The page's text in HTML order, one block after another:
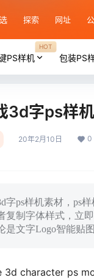
探索 网址
PS样机
HOT
包装PS
3d字ps样
20年2月10日 0
字ps样机素材，ps
复制字体样式，立
是文字Logo智能贴
3d character ps